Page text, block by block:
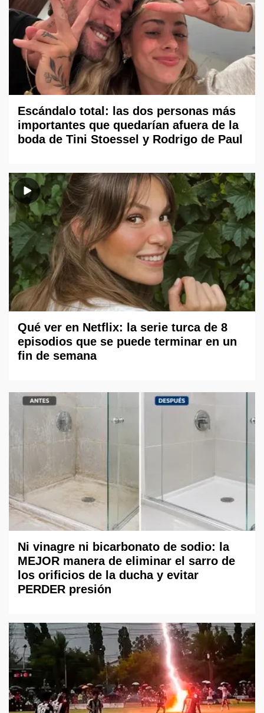
Escándalo total: las dos personas más
importantes que quedarían afuera de la
boda de Tini Stoessel y Rodrigo de Paul
Qué ver en Netflix: la serie turca de 8
episodios que se puede terminar en un
fin de semana
Ni vinagre ni bicarbonato de sodio: la
MEJOR manera de eliminar el sarro de
los orificios de la ducha y evitar
PERDER presión